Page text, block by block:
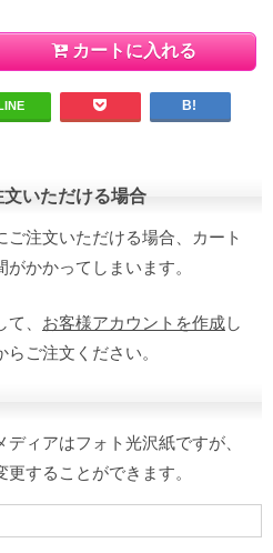
カートに入れる
いただける場合
注文いただける場合、カート
かかってしまいます。
、 お客様アカウントを作成し
らご注文ください。
ィアはフォト光沢紙ですが、
することができます。